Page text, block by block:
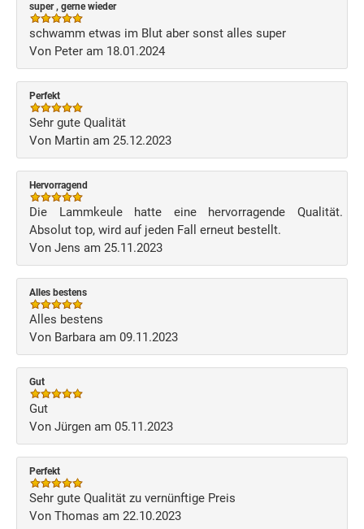
super , gerne wieder
schwamm etwas im Blut aber sonst alles super
Von Peter am 18.01.2024
Perfekt
Sehr gute Qualität
Von Martin am 25.12.2023
Hervorragend
Die Lammkeule hatte eine hervorragende Qualität.
Absolut top, wird auf jeden Fall erneut bestellt.
Von Jens am 25.11.2023
Alles bestens
Alles bestens
Von Barbara am 09.11.2023
Gut
Gut
Von Jürgen am 05.11.2023
Perfekt
Sehr gute Qualität zu vernünftige Preis
Von Thomas am 22.10.2023